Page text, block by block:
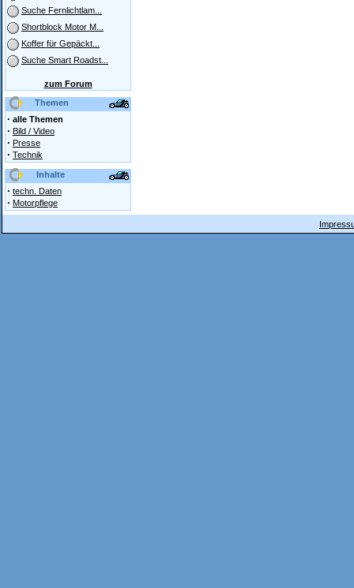
Suche Fernlichtlam...
Shortblock Motor M...
Koffer für Gepäckt...
Suche Smart Roadst...
zum Forum
Themen
· alle Themen
· Bild / Video
· Presse
· Technik
Inhalte
· techn. Daten
· Motorpflege